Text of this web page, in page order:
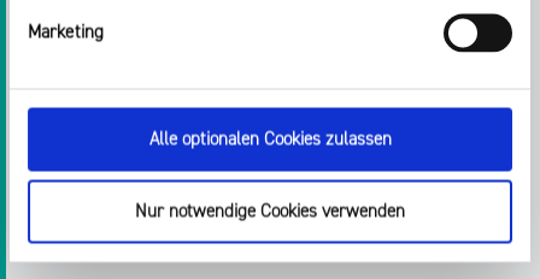
Marketing
Alle optionalen Cookies zulassen
Nur notwendige Cookies verwenden
c/o Landesanstalt für Kommunikation Baden-
Württemberg (LFK)
Thomas Rathgeb
Telefon 0711 - 66 99 1 - 52
E-Mail:t.rathgeb@lfk.de